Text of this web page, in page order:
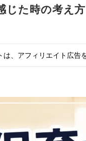
じた時の考え
は、アフィリエイト広告